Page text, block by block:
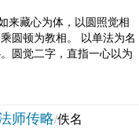
来藏心为体，以圆照觉相
圆顿为教相。 以单法为名
圆觉二字，直指一心以为
师传略/佚名